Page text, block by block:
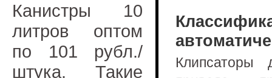
Канистры 10
литров оптом
по 101 рубл./
штука. Такие
Клипсаторы